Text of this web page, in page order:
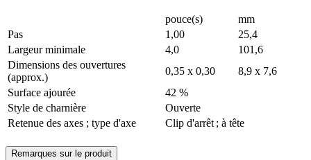
pouce(s)
mm
Pas
1,00
25,4
Largeur minimale
4,0
101,6
Dimensions des ouvertures
(approx.)
0,35 x 0,30
8,9 x 7,6
Surface ajourée
42 %
Style de charnière
Ouverte
Retenue des axes ; type d'axe
Clip d'arrêt ; à tête
Remarques sur le produit